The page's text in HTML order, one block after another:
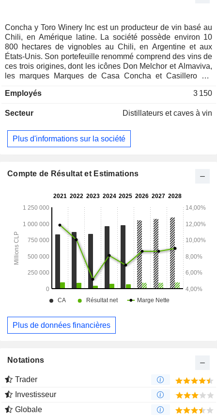
Concha y Toro Winery Inc est un producteur de vin basé au
Chili, en Amérique latine. La société possède environ 10
800 hectares de vignobles au Chili, en Argentine et aux
États-Unis. Son portefeuille renommé comprend des vins de
ces trois origines, dont les icônes Don Melchor et Almaviva,
les marques Marques de Casa Concha et Casillero del
au Chili, et Trivento Bodegas et Fetzer Vineyards à
biais de ses filiales, notamment Vina Cono Sur, Quinta de
Bodegas y Vinedos en Argentine et Fetzer Vineyards aux
États-Unis. Elle participe à l'activité de distribution par le
Toro Sweden AB, Concha y Toro Finland OY, Concha y Toro
Concha y Toro Canada.
Employés 3 150
Secteur Distillateurs et caves à vin
Plus d'informations sur la société
Compte de Résultat et Estimations
Plus de données financières
Notations
Trader
Investisseur
Globale